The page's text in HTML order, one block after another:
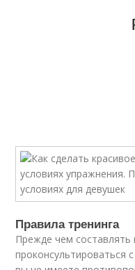
Правила тренинга
Прежде чем составлять
проконсультироваться